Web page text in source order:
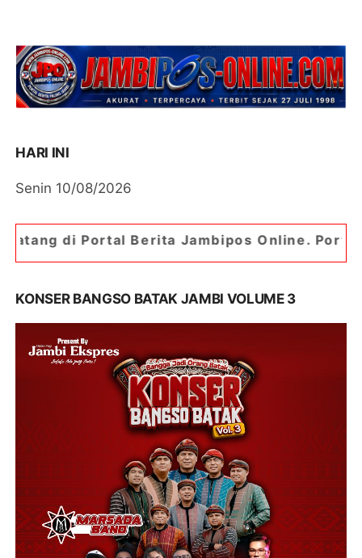
HARI INI
Senin 10/08/2026
Berita Jambipos Online. Portal Berita
KONSER BANGSO BATAK JAMBI VOLUME 3